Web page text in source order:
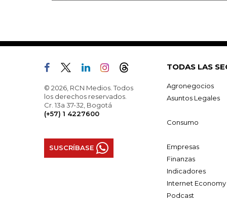
© 2026, RCN Medios. Todos
los derechos reservados.
Cr. 13a 37-32, Bogotá
(+57) 1 4227600
SUSCRÍBASE
TODAS LAS
Agronegocios
Asuntos Legales
Consumo
Empresas
Finanzas
Indicadores
Internet Economy
Podcast